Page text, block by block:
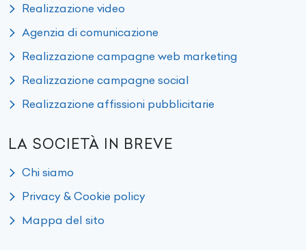
Realizzazione video
Agenzia di comunicazione
Realizzazione campagne web marketing
Realizzazione campagne social
Realizzazione affissioni pubblicitarie
LA SOCIETÀ IN BREVE
Chi siamo
Privacy & Cookie policy
Mappa del sito